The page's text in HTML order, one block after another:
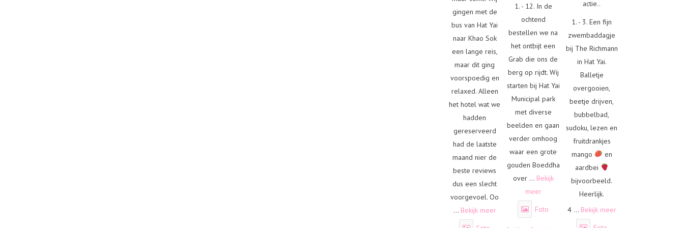
gingen met de
bus van Hat Yai
naar Khao Sok
een lange reis,
maar dit ging
voorspoedig en
relaxed. Alleen
het hotel wat we
hadden
gereserveerd
had de laatste
maand nier de
beste reviews
dus een slecht
voorgevoel. Oo
... Bekijk meer
1. - 12. In de
ochtend
bestellen we na
het ontbijt een
Grab die ons de
berg op rijdt. Wij
starten bij Hat Yai
Municipal park
met diverse
beelden en gaan
verder omhoog
waar een grote
gouden Boeddha
over ... Bekijk
meer
Foto
actie..
1. - 3. Een fijn
zwembaddagje
bij The Richmann
in Hat Yai.
Balletje
overgooien,
beetje drijven,
bubbelbad,
sudoku, lezen en
fruitdrankjes
mango
en
aardbei
bijvoorbeeld.
Heerlijk.
4 ... Bekijk meer